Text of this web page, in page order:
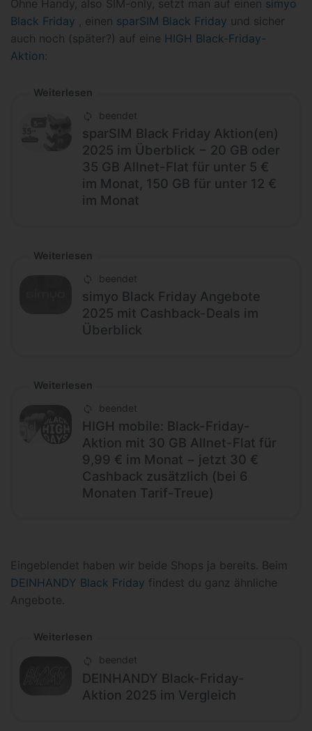
Ohne Handy, also SIM-only, setzt man auf einen simyo
Black Friday , einen sparSIM Black Friday und sicher
auch noch (später?) auf eine HIGH Black-Friday-
Aktion:
Weiterlesen
beendet
sparSIM Black Friday Aktion(en)
2025 im Überblick − 20 GB oder
35 GB Allnet-Flat für unter 5 €
im Monat, 150 GB für unter 12 €
im Monat
Weiterlesen
beendet
simyo Black Friday Angebote
2025 mit Cashback-Deals im
Überblick
Weiterlesen
beendet
HIGH mobile: Black-Friday-
Aktion mit 30 GB Allnet-Flat für
9,99 € im Monat − jetzt 30 €
Cashback zusätzlich (bei 6
Monaten Tarif-Treue)
Eingeblendet haben wir beide Shops ja bereits. Beim
DEINHANDY Black Friday findest du ganz ähnliche
Angebote.
Weiterlesen
beendet
DEINHANDY Black-Friday-
Aktion 2025 im Vergleich